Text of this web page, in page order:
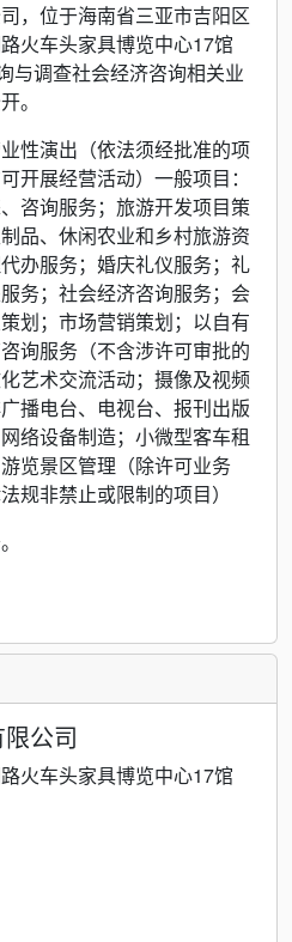
，位于海南省三亚市吉阳区
火车头家具博览中心17馆
与调查社会经济咨询相关业
。
性演出（依法须经批准的项
开展经营活动）一般项目：
咨询服务；旅游开发项目策
品、休闲农业和乡村旅游资
办服务；婚庆礼仪服务；礼
务；社会经济咨询服务；会
划；市场营销策划；以自有
询服务（不含涉许可审批的
艺术交流活动；摄像及视频
播电台、电视台、报刊出版
络设备制造；小微型客车租
览景区管理（除许可业务
规非禁止或限制的项目）
公司
火车头家具博览中心17馆